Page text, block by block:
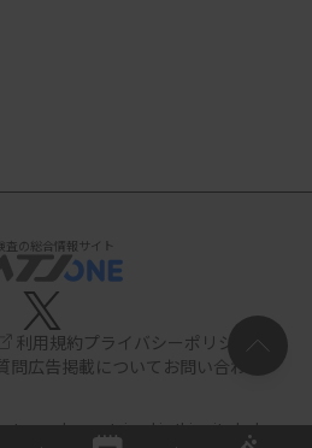
査の総合情報サイト
利用規約プライバシーポリシー
問広告掲載について お問い合わせ
contained in this site belong